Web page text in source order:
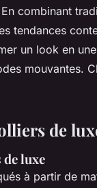
combinant
tendances
un look en
mouvantes.
de
luxe
à partir de